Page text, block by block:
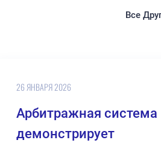
Все
26 ЯНВАРЯ 2026
Арбитражная система
демонстрирует